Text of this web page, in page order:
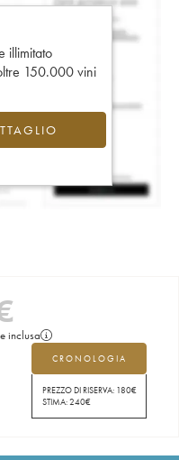
illimitato
150.000 vini
inclusa
CRONOLOGIA
PREZZO DI RISERVA: 180€
STIMA:240€